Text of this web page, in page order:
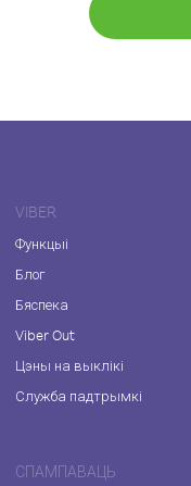
VIBER
Функцыі
Блог
Бяспека
Viber Out
Цэны на выклікі
Служба падтрымкі
СПАМПАВАЦЬ